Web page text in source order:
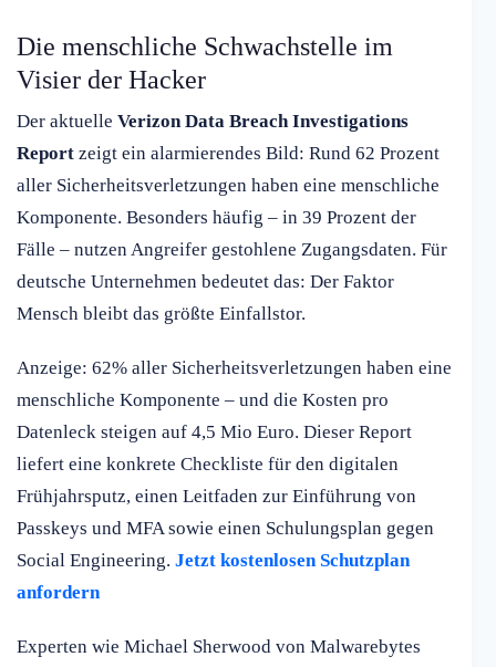
Die menschliche Schwachstelle im
Visier der Hacker
Der aktuelle Verizon Data Breach Investigations
Report zeigt ein alarmierendes Bild: Rund 62 Prozent
aller Sicherheitsverletzungen haben eine menschliche
Komponente. Besonders häufig – in 39 Prozent der
Fälle – nutzen Angreifer gestohlene Zugangsdaten. Für
deutsche Unternehmen bedeutet das: Der Faktor
Mensch bleibt das größte Einfallstor.
Anzeige: 62% aller Sicherheitsverletzungen haben eine
menschliche Komponente – und die Kosten pro
Datenleck steigen auf 4,5 Mio Euro. Dieser Report
liefert eine konkrete Checkliste für den digitalen
Frühjahrsputz, einen Leitfaden zur Einführung von
Passkeys und MFA sowie einen Schulungsplan gegen
Social Engineering. Jetzt kostenlosen Schutzplan
anfordern
Experten wie Michael Sherwood von Malwarebytes